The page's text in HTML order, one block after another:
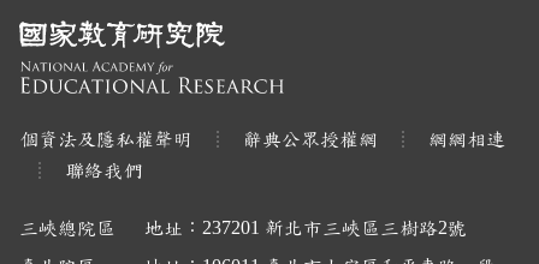
個資法及隱私權聲明 辭典公眾授權網
網網相連
聯絡我們
三峽總院區
地址：237201 新北市三峽區三樹路2號